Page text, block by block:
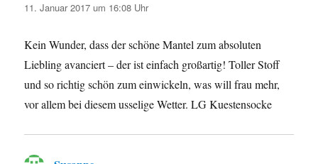
11. Januar 2017 um 16:08 Uhr
Kein Wunder, dass der schöne Mantel zum absoluten
Liebling avanciert – der ist einfach großartig! Toller Stoff
und so richtig schön zum einwickeln, was will frau mehr,
vor allem bei diesem usselige Wetter. LG Kuestensocke